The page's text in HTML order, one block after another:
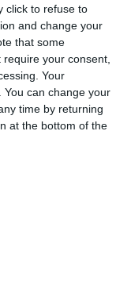
click to refuse to
and change your
that some
your consent,
Your
You can change your
time by returning
at the bottom of the
a „austerității”